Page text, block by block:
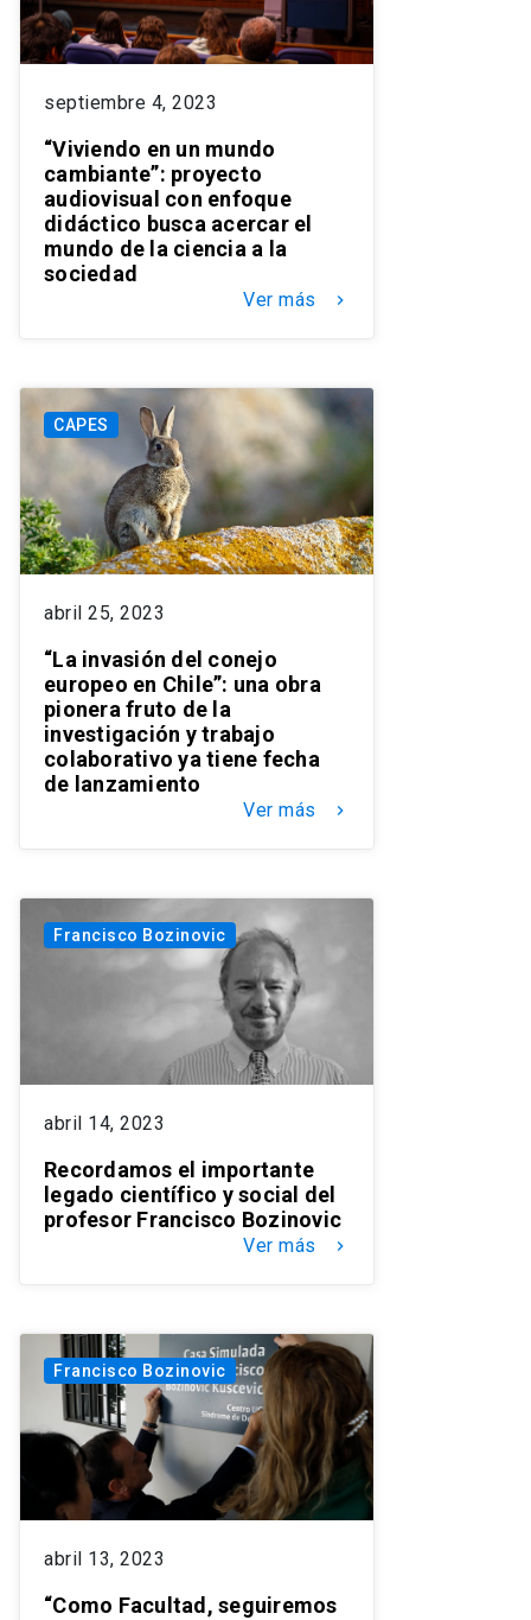
septiembre 4, 2023
“Viviendo en un mundo
cambiante”: proyecto
audiovisual con enfoque
didáctico busca acercar el
mundo de la ciencia a la
sociedad
Ver más keyboard_arrow_right
CAPES
abril 25, 2023
“La invasión del conejo
europeo en Chile”: una obra
pionera fruto de la
investigación y trabajo
colaborativo ya tiene fecha
de lanzamiento
Ver más keyboard_arrow_right
Francisco Bozinovic
abril 14, 2023
Recordamos el importante
legado científico y social del
profesor Francisco Bozinovic
Ver más keyboard_arrow_right
Francisco Bozinovic
abril 13, 2023
“Como Facultad, seguiremos